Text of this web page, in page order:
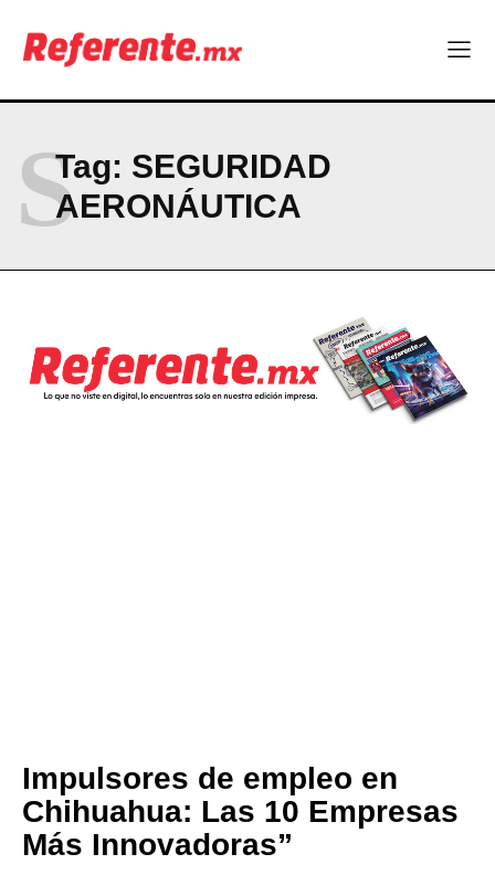
Más escuelas renovadas: fortalecen espacios para el regreso
a clases
Company
ABOUT
PRIVACY POLICY
NEWSLETTER
Tag: SEGURIDAD
AERONÁUTICA
S
Impulsores de empleo en
Chihuahua: Las 10 Empresas
Más Innovadoras”